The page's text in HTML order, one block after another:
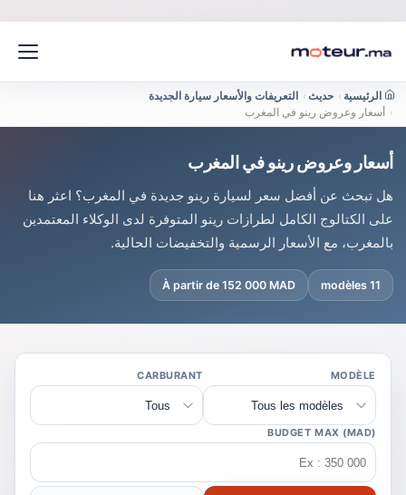
الرئيسية › حديث ›
التعريفات والأسعار سيارة الجديدة
›
أسعار وعروض رينو في المغرب
أسعار وعروض رينو في المغرب
هل تبحث عن أفضل سعر لسيارة رينو جديدة في المغرب؟ اعثر هنا
على الكتالوج الكامل لطرازات رينو المتوفرة لدى الوكلاء المعتمدين
بالمغرب، مع الأسعار الرسمية والتخفيضات الحالية.
11 modèles
À partir de 152 000 MAD
MODÈLE
CARBURANT
BUDGET MAX (MAD)